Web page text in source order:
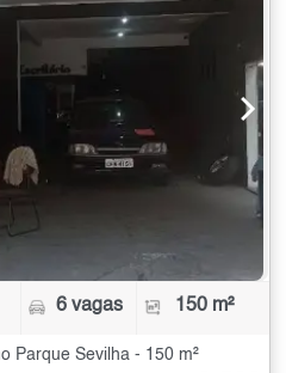
6 vagas 150 m²
Parque Sevilha - 150 m²